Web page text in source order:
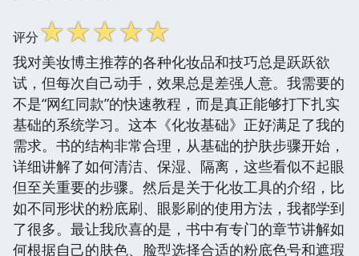
评分☆☆☆☆☆
我对美妆博主推荐的各种化妆品和技巧总是跃跃欲
试，但每次自己动手，效果总是差强人意。我需要的
不是“网红同款”的快速教程，而是真正能够打下扎实
基础的系统学习。这本《化妆基础》正好满足了我的
需求。书的结构非常合理，从基础的护肤步骤开始，
详细讲解了如何清洁、保湿、隔离，这些看似不起眼
但至关重要的步骤。然后是关于化妆工具的介绍，比
如不同形状的粉底刷、眼影刷的使用方法，我都学到
了很多。最让我欣喜的是，书中有专门的章节讲解如
何根据自己的肤色、脸型选择合适的粉底色号和遮瑕